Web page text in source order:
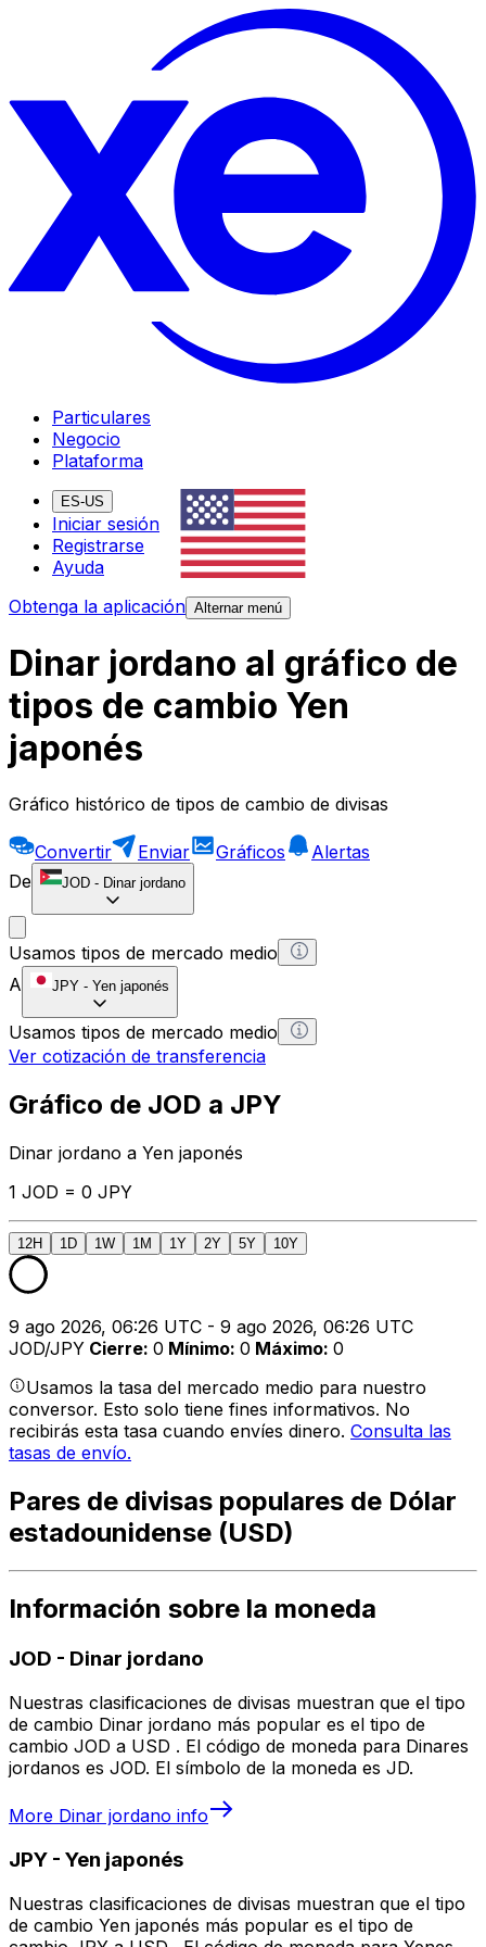
Particulares
Negocio
Plataforma
ES-US
Iniciar sesión
Registrarse
Ayuda
Obtenga la aplicación Alternar menú
Dinar jordano al gráfico de
tipos de cambio Yen
japonés
Gráfico histórico de tipos de cambio de divisas
Convertir Enviar Gráficos
Alertas
De
JOD - Dinar jordano
Usamos tipos de mercado medio
A
JPY - Yen japonés
Usamos tipos de mercado medio
Ver cotización de transferencia
Gráfico de JOD a JPY
Dinar jordano a Yen japonés
1 JOD = 0 JPY
12H 1D 1W 1M 1Y 2Y 5Y 10Y
9 ago 2026, 06:26 UTC - 9 ago 2026, 06:26 UTC
JOD/JPY Cierre: 0 Mínimo: 0 Máximo: 0
Usamos la tasa del mercado medio para nuestro
conversor. Esto solo tiene fines informativos. No
recibirás esta tasa cuando envíes dinero. Consulta las
tasas de envío.
Pares de divisas populares de Dólar
estadounidense (USD)
Información sobre la moneda
JOD - Dinar jordano
Nuestras clasificaciones de divisas muestran que el tipo
de cambio Dinar jordano más popular es el tipo de
cambio JOD a USD . El código de moneda para Dinares
jordanos es JOD. El símbolo de la moneda es JD.
More Dinar jordano info
JPY - Yen japonés
Nuestras clasificaciones de divisas muestran que el tipo
de cambio Yen japonés más popular es el tipo de